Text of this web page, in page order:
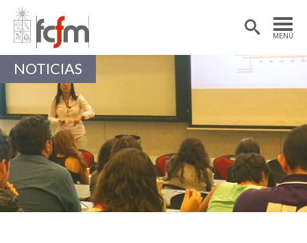
MENÚ
Estudiantes
Académicas/os
NOTICIAS